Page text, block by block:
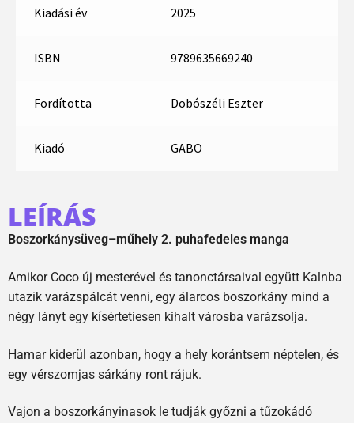
Kiadási év 2025
ISBN 9789635669240
Fordította Dobószéli Eszter
Kiadó GABO
LEÍRÁS
Boszorkánysüveg–műhely 2. puhafedeles manga
Amikor Coco új mesterével és tanonctársaival együtt Kalnba
utazik varázspálcát venni, egy álarcos boszorkány mind a
négy lányt egy kísértetiesen kihalt városba varázsolja.
Hamar kiderül azonban, hogy a hely korántsem néptelen, és
egy vérszomjas sárkány ront rájuk.
Vajon a boszorkányinasok le tudják győzni a tűzokádó